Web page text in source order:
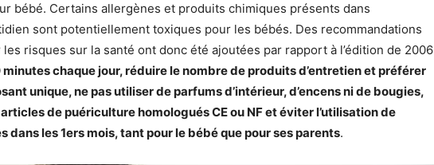
bébé. Certains allergènes et produits chimiques présents dans
sont potentiellement toxiques pour les bébés. Des recommandations
risques sur la santé ont donc été ajoutées par rapport à l’édition de 2006
chaque jour, réduire le nombre de produits d’entretien et préférer
unique, ne pas utiliser de parfums d’intérieur, d’encens ni de bougies,
de puériculture homologués CE ou NF et éviter l’utilisation de
dans les 1ers mois, tant pour le bébé que pour ses parents.